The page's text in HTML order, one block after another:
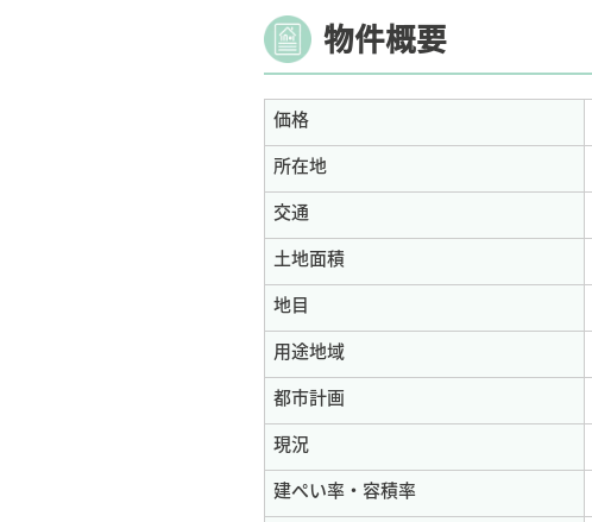
物件概要
価格
所在地
交通
土地面積
地目
用途地域
都市計画
現況
建ぺい率・容積率